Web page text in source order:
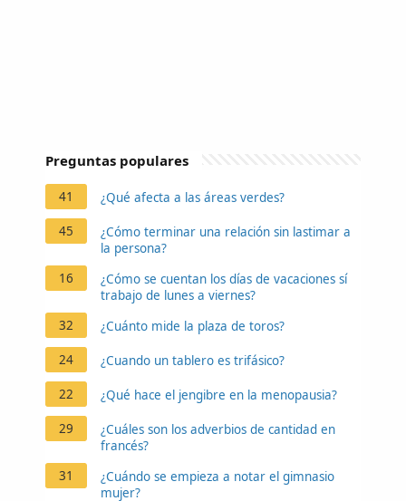
Preguntas populares
41 ¿Qué afecta a las áreas verdes?
45
¿Cómo terminar una relación sin lastimar a
la persona?
16
¿Cómo se cuentan los días de vacaciones sí
trabajo de lunes a viernes?
32
¿Cuánto mide la plaza de toros?
24 ¿Cuando un tablero es trifásico?
22 ¿Qué hace el jengibre en la menopausia?
29
¿Cuáles son los adverbios de cantidad en
francés?
31
¿Cuándo se empieza a notar el gimnasio
mujer?